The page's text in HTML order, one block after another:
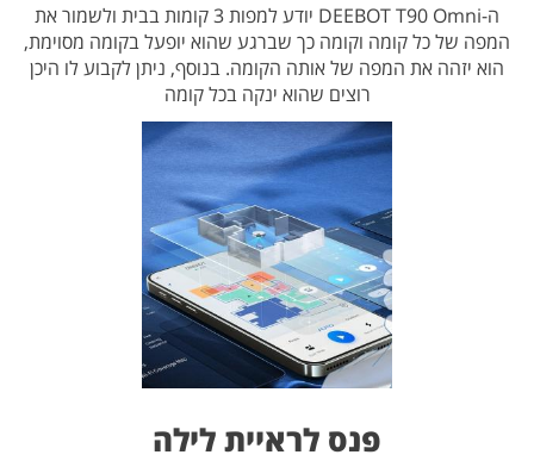
ה-DEEBOT T90 Omni יודע למפות 3 קומות בבית ולשמור את
המפה של כל קומה וקומה כך שברגע שהוא יופעל בקומה מסוימת,
הוא יזהה את המפה של אותה הקומה. בנוסף, ניתן לקבוע לו היכן
רוצים שהוא ינקה בכל קומה
פנס לראיית לילה